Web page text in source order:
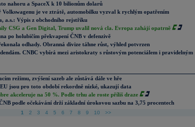
nahoru a SpaceX k 10 bilionům dolarů
je ve ztrátě, automobilku vyzval k rychlým opatřením
a.s.: Výpis z obchodního rejstříku
CSG a Gen Digital, Trump uvalil nová cla. Evropa zahájí opatrně
po holubičím překvapení ČNB v defenzivě
odhady. Obranná divize táhne růst, výhled potvrzen
CNBC vybírá mezi aristokraty s růstovým potenciálem i pravidelným
režimu, zvýšení sazeb ale zůstává dále ve hře
jsou pro toto období rekordně nízké, ukazují data
akceleruje na 50 %. Podle trhu ale roste příliš draze
podle očekávání drží základní úrokovou sazbu na 3,75 procentech
1 2 3 4 5 6 7 8 9 10 >>